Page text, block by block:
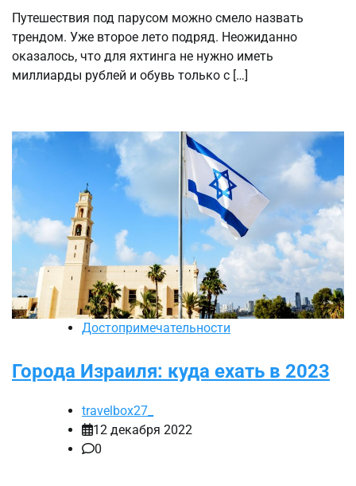
Путешествия под парусом можно смело назвать
трендом. Уже второе лето подряд. Неожиданно
оказалось, что для яхтинга не нужно иметь
миллиарды рублей и обувь только с […]
Достопримечательности
Города Израиля: куда ехать в 2023
travelbox27_
12 декабря 2022
0